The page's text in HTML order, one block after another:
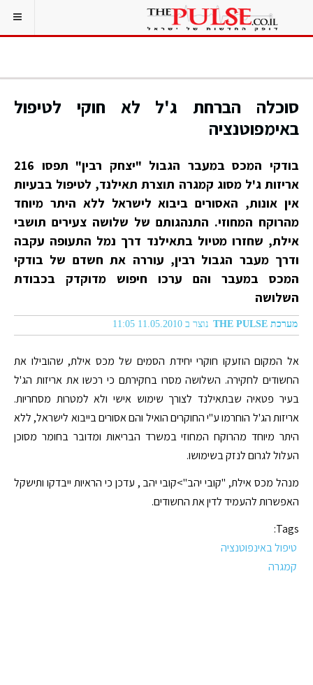
סוכלה הברחת ג'ל לא חוקי לטיפול
באימפוטנציה
בודקי המכס במעבר הגבול "יצחק רבין" תפסו 216
אריזות ג'ל מסוג קמגרה תוצרת תאילנד, לטיפול בבעיות
אין אונות, האסורים ביבוא לישראל ללא היתר מיוחד
מהרוקח המחוזי. התנהגותם של שלושה צעירים תושבי
אילת, שחזרו מטיול בתאילנד דרך נמל התעופה עקבה
ודרך מעבר הגבול רבין, עוררה את חשדם של בודקי
המכס במעבר והם ערכו חיפוש מדוקדק בכבודת
השלושה
מערכת THE PULSE נוצר ב 11.05.2010 11:05
אל המקום הוזעקו חוקרי יחידת הסמים של מכס אילת, שהובילו את
החשודים לחקירה. השלושה מסרו בחקירתם כי רכשו את אריזות הג'ל
בעיר פטאיה שבתאילנד לצורך שימוש אישי ולא למטרות מסחריות.
אריזות הג'ל הוחרמו ע"י החוקרים הואיל והם אסורים בייבוא לישראל, ללא
היתר מיוחד מהרוקח המחוזי במשרד הבריאות ומדובר בחומר מסוכן
העלול לגרום לנזק בשימושו.
מנהל מכס אילת, "קובי יהב">קובי יהב , עדכן כי הראיות ייבדקו ותישקל
האפשרות להעמיד לדין את החשודים.
Tags:
טיפול באינפוטנציה
קמגרה